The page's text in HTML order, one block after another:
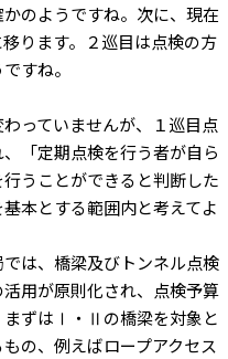
のようですね。次に、現在
ります。２巡目は点検の方
すね。
っていませんが、１巡目点
「定期点検を行う者が自ら
うことができると判断した
本とする範囲内と考えてよ
は、橋梁及びトンネル点検
用が原則化され、点検予算
まずはⅠ・Ⅱの橋梁を対象と
の、例えばロープアクセス